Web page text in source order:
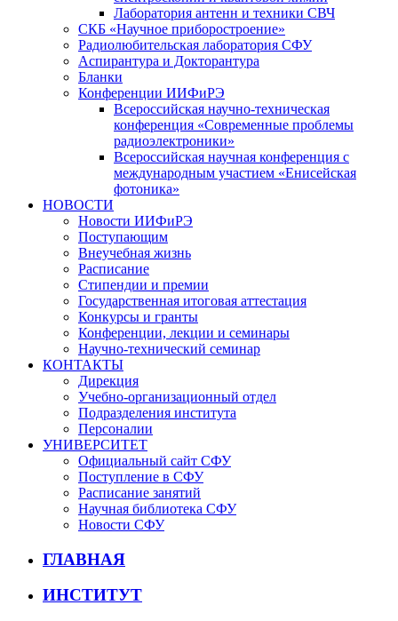
Лаборатория антенн и техники СВЧ
СКБ «Научное приборостроение»
Радиолюбительская лаборатория СФУ
Аспирантура и Докторантура
Бланки
Конференции ИИФиРЭ
Всероссийская научно-техническая
конференция «Современные проблемы
радиоэлектроники»
Всероссийская научная конференция с
международным участием «Енисейская
фотоника»
НОВОСТИ
Новости ИИФиРЭ
Поступающим
Внеучебная жизнь
Расписание
Стипендии и премии
Государственная итоговая аттестация
Конкурсы и гранты
Конференции, лекции и семинары
Научно-технический семинар
КОНТАКТЫ
Дирекция
Учебно-организационный отдел
Подразделения института
Персоналии
УНИВЕРСИТЕТ
Официальный сайт СФУ
Поступление в СФУ
Расписание занятий
Научная библиотека СФУ
Новости СФУ
ГЛАВНАЯ
ИНСТИТУТ